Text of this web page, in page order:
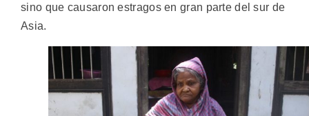
sino que causaron estragos en gran parte del sur de
Asia.